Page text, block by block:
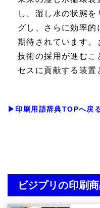
し、湿し水の状態
グし、さらに効率的
期待されています。
技術の採用が進むこ
セスに貢献する装置
▶印刷用語辞典TOPへ戻
ビジプリの印刷